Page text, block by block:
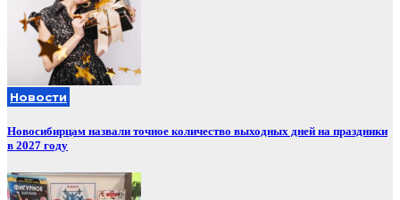
Новости
Новосибирцам назвали точное количество выходных дней на праздники
в 2027 году